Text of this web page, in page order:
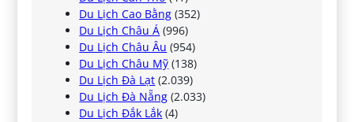
Du Lịch Cao Bằng (352)
Du Lịch Châu Á (996)
Du Lịch Châu Âu (954)
Du Lịch Châu Mỹ (138)
Du Lịch Đà Lạt (2.039)
Du Lịch Đà Nẵng (2.033)
Du Lịch Đắk Lắk (4)